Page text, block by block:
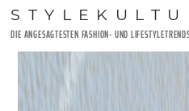
Zum
Inhalt
DIE ANGESAGTESTEN FASHION- UND LIFESTYLETRENDS